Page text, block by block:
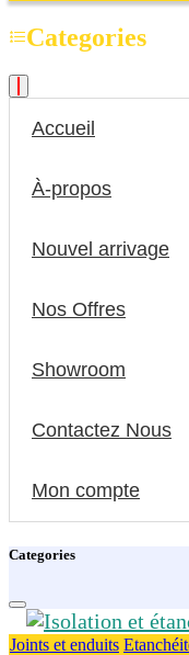
Categories
Accueil
À-propos
Nouvel arrivage
Nos Offres
Showroom
Contactez Nous
Mon compte
Categories
Joints et enduits